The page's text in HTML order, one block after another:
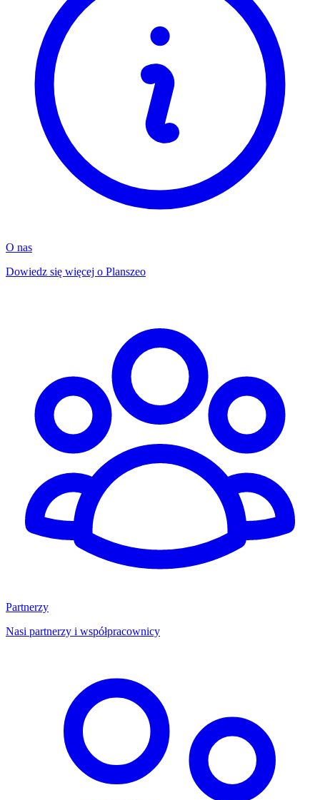
O nas
Dowiedz się więcej o Planszeo
Partnerzy
Nasi partnerzy i współpracownicy